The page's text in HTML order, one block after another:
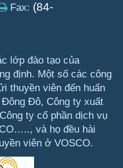
Fax: (84-
lớp đào tạo của
định. Một số các công
thuyền viên đến huấn
Đông Đô, Công ty xuất
ty cổ phần dịch vụ
và họ đều hài
viên ở VOSCO.